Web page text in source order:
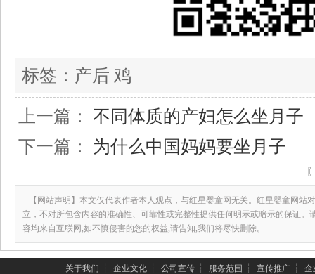
标签： 产后 鸡
上一篇： 不同体质的产妇怎么坐月子
下一篇： 为什么中国妈妈要坐月子
【网站声明】本文仅代表作者本人观点，与红星婴童网无关。红星婴童网站
立，不对所包含内容的准确性、可靠性或完整性提供任何明示或暗示的保证。
容均来自互联网,如不慎侵害的您的权益,请告知,我们将尽快删除。
关于我们 ┆ 企业文化 ┆ 公司宣传 ┆ 服务范围 ┆ 宣传推广 ┆ 企